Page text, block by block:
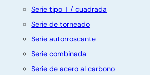
Serie tipo T / cuadrada
Serie de torneado
Serie autorroscante
Serie combinada
Serie de acero al carbono